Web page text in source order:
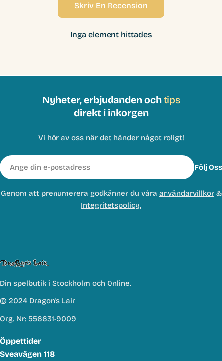
Skriv En Recension
Inga element hittades
Nyheter, erbjudanden ochtips
direkt i inkorgen
Vi hör av oss när det händer något roligt!
E-
post
Följ Oss
Genom att prenumerera godkänner du våra användarvillkor&
Integritetspolicy.
Din spelbutik i Stockholm och Online.
© 2024 Dragon's Lair
Org. Nr: 556631-9009
Öppettider
Sveavägen 118